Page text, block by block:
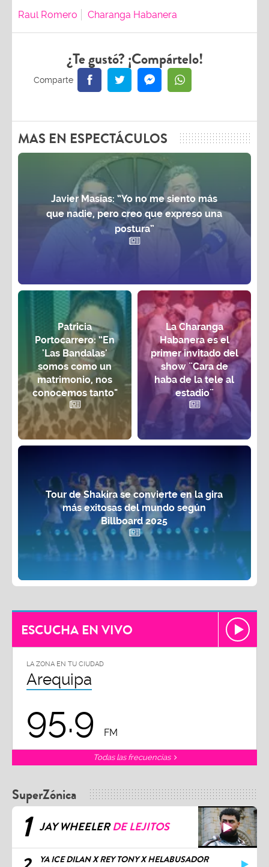
MAS EN ESPECTÁCULOS
Javier Masías: “Yo no me siento más
que nadie, pero creo que expreso una
postura”
Patricia
Portocarrero: “En
'Las Bandalas'
somos como un
matrimonio, nos
conocemos tanto"
La Charanga
Habanera es el
primer invitado del
show ¨Cara de
haba de la tele al
estadio¨
Tour de Shakira se convierte en la gira
más exitosas del mundo según
Billboard 2025
ESCUCHA EN VIVO
Arequipa
95.9
1
2
YA ICE DILAN X REY TONY X HELABUSADOR
DICHAVATE